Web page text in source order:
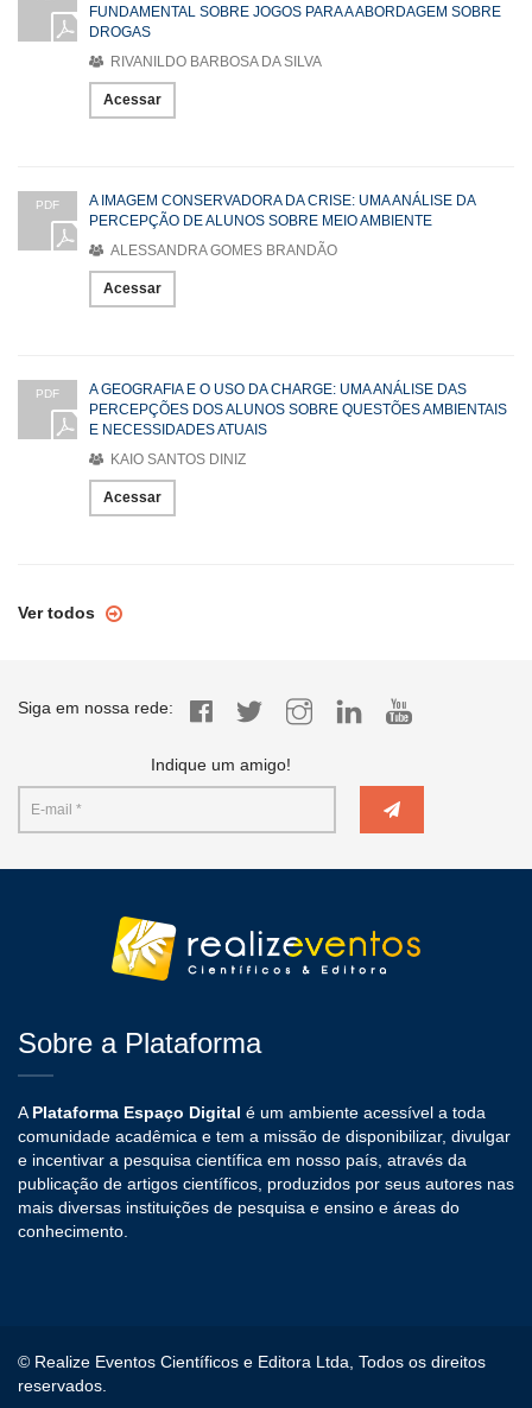
FUNDAMENTAL SOBRE JOGOS PARA A ABORDAGEM SOBRE
DROGAS
RIVANILDO BARBOSA DA SILVA
Acessar
PDF
A IMAGEM CONSERVADORA DA CRISE: UMA ANÁLISE DA
PERCEPÇÃO DE ALUNOS SOBRE MEIO AMBIENTE
ALESSANDRA GOMES BRANDÃO
Acessar
PDF
A GEOGRAFIA E O USO DA CHARGE: UMA ANÁLISE DAS
PERCEPÇÕES DOS ALUNOS SOBRE QUESTÕES AMBIENTAIS
E NECESSIDADES ATUAIS
KAIO SANTOS DINIZ
Acessar
Ver todos
Siga em nossa rede:
Indique um amigo!
Sobre a Plataforma
A Plataforma Espaço Digital é um ambiente acessível a toda
comunidade acadêmica e tem a missão de disponibilizar, divulgar
e incentivar a pesquisa científica em nosso país, através da
publicação de artigos científicos, produzidos por seus autores nas
mais diversas instituições de pesquisa e ensino e áreas do
conhecimento.
© Realize Eventos Científicos e Editora Ltda, Todos os direitos
reservados.